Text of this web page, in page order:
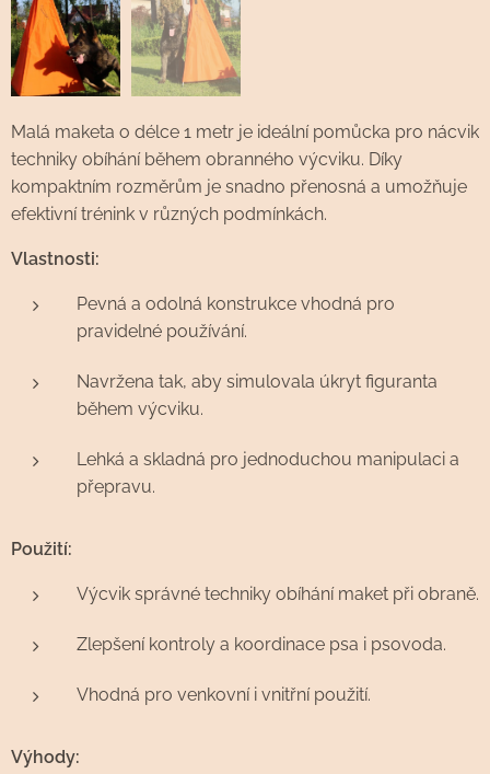
Malá maketa o délce 1 metr je ideální pomůcka pro nácvik
techniky obíhání během obranného výcviku. Díky
kompaktním rozměrům je snadno přenosná a umožňuje
efektivní trénink v různých podmínkách.
Vlastnosti:
Pevná a odolná konstrukce vhodná pro
pravidelné používání.
Navržena tak, aby simulovala úkryt figuranta
během výcviku.
Lehká a skladná pro jednoduchou manipulaci a
přepravu.
Použití:
Výcvik správné techniky obíhání maket při obraně.
Zlepšení kontroly a koordinace psa i psovoda.
Vhodná pro venkovní i vnitřní použití.
Výhody: